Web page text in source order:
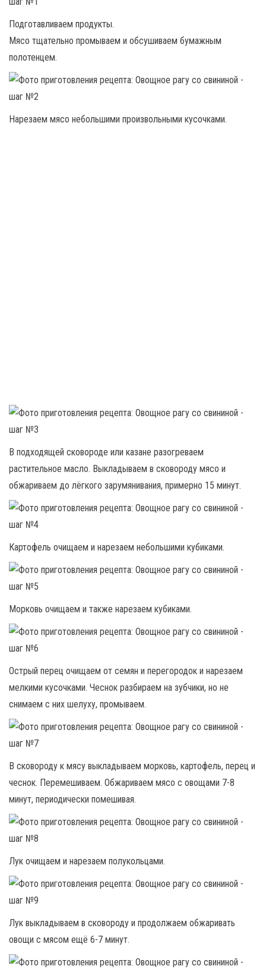
Подготавливаем продукты.
Мясо тщательно промываем и обсушиваем бумажным
полотенцем.
Нарезаем мясо небольшими произвольными кусочками.
В подходящей сковороде или казане разогреваем
растительное масло. Выкладываем в сковороду мясо и
обжариваем до лёгкого зарумянивания, примерно 15 минут.
Картофель очищаем и нарезаем небольшими кубиками.
Морковь очищаем и также нарезаем кубиками.
Острый перец очищаем от семян и перегородок и нарезаем
мелкими кусочками. Чеснок разбираем на зубчики, но не
снимаем с них шелуху, промываем.
В сковороду к мясу выкладываем морковь, картофель, перец и
чеснок. Перемешиваем. Обжариваем мясо с овощами 7-8
минут, периодически помешивая.
Лук очищаем и нарезаем полукольцами.
Лук выкладываем в сковороду и продолжаем обжаривать
овощи с мясом ещё 6-7 минут.